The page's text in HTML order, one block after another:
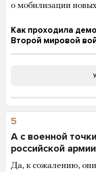
о мобилизации
Как проходила
Второй мировой
5
А с военной
российской
Да, к сожалению, они